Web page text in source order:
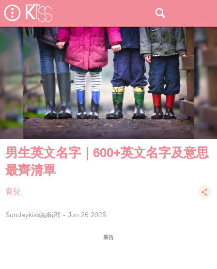
男生英文名字｜600+英文名字及意思
最齊清單
育兒
Sundaykiss編輯部 Jun 26 2025
廣告